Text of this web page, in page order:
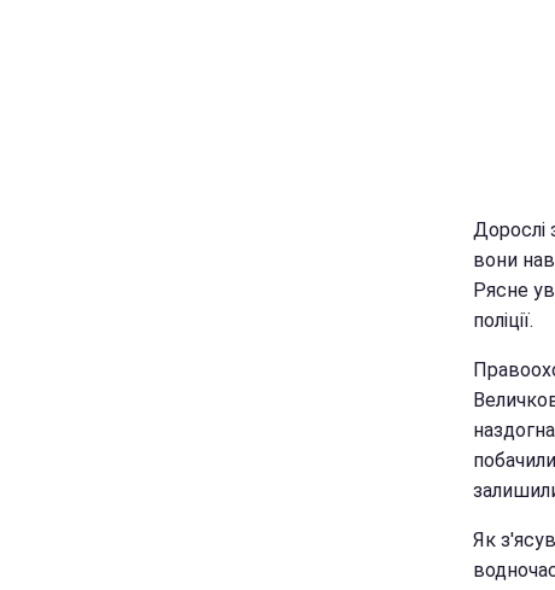
Дорослі
вони
Рясне
поліції.
Як